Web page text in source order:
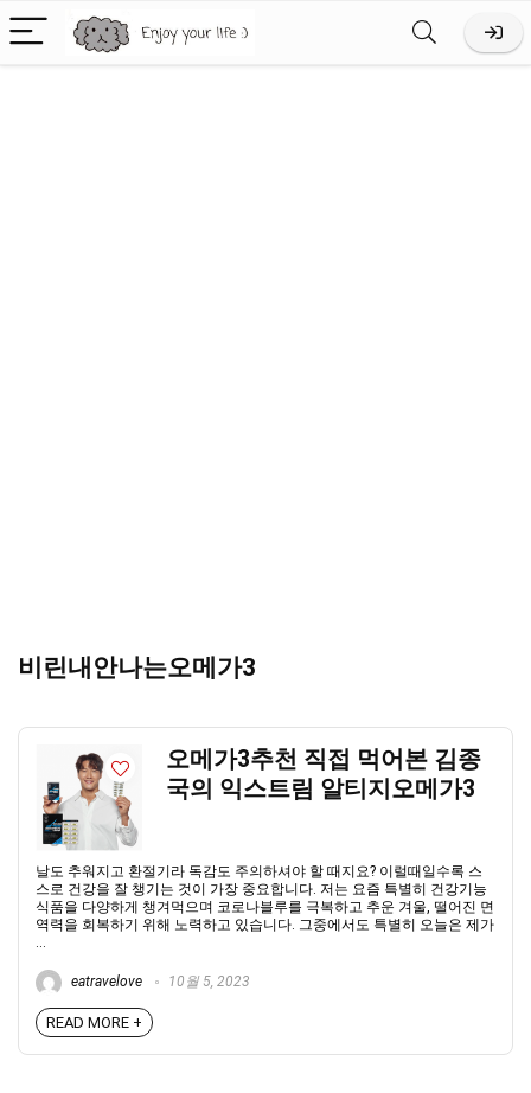
비린내안나는오메가3
오메가3추천 직접 먹어본 김종
국의 익스트림 알티지오메가3
날도 추워지고 환절기라 독감도 주의하셔야 할 때지요? 이럴때일수록 스
스로 건강을 잘 챙기는 것이 가장 중요합니다. 저는 요즘 특별히 건강기능
식품을 다양하게 챙겨먹으며 코로나블루를 극복하고 추운 겨울, 떨어진 면
역력을 회복하기 위해 노력하고 있습니다. 그중에서도 특별히 오늘은 제가
...
eatravelove 10월 5, 2023
READ MORE +